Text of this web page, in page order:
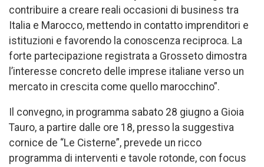
contribuire a creare reali occasioni di business tra
Italia e Marocco, mettendo in contatto imprenditori e
istituzioni e favorendo la conoscenza reciproca. La
forte partecipazione registrata a Grosseto dimostra
l’interesse concreto delle imprese italiane verso un
mercato in crescita come quello marocchino”.
Il convegno, in programma sabato 28 giugno a Gioia
Tauro, a partire dalle ore 18, presso la suggestiva
cornice de “Le Cisterne”, prevede un ricco
programma di interventi e tavole rotonde, con focus